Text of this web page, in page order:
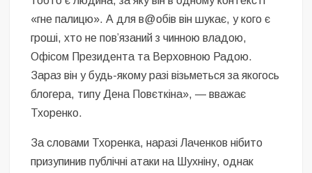
«гне палицю». А для в@обів він шукає, у кого є
гроші, хто не повʼязаний з чинною владою,
Офісом Президента та Верховною Радою.
Зараз він у будь-якому разі візьметься за якогось
блогера, типу Дена Повєткіна», — вважає
Тхоренко.
За словами Тхоренка, наразі Лаченков нібито
призупинив публічні атаки на Шухніну, однак